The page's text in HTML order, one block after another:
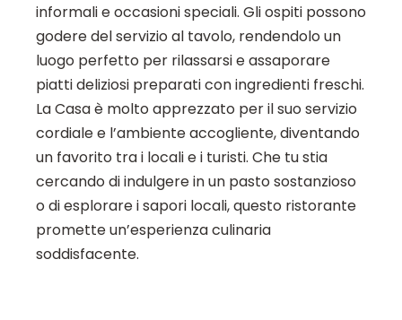
informali e occasioni speciali. Gli ospiti possono
godere del servizio al tavolo, rendendolo un
luogo perfetto per rilassarsi e assaporare
piatti deliziosi preparati con ingredienti freschi.
La Casa è molto apprezzato per il suo servizio
cordiale e l’ambiente accogliente, diventando
un favorito tra i locali e i turisti. Che tu stia
cercando di indulgere in un pasto sostanzioso
o di esplorare i sapori locali, questo ristorante
promette un’esperienza culinaria
soddisfacente.